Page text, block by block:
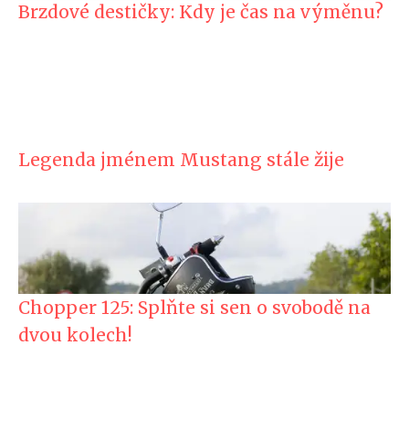
Brzdové destičky: Kdy je čas na výměnu?
Legenda jménem Mustang stále žije
Chopper 125: Splňte si sen o svobodě na
dvou kolech!